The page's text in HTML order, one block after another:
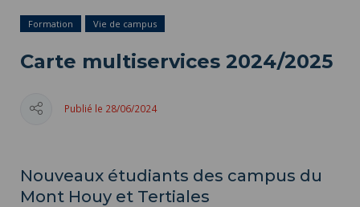
Formation Vie de campus
Carte multiservices 2024/2025
Publié le 28/06/2024
Nouveaux étudiants des campus du
Mont Houy et Tertiales